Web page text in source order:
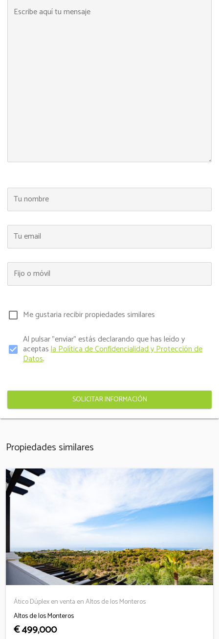
Escribe aquí tu mensaje
Tu nombre
Tu email
Fijo o móvil
check_box_outline_blank Me gustaria recibir propiedades similares
check_box
Al pulsar "enviar" estás declarando que has leído y
aceptasla Política de Confidencialidad y Protección de
Datos.
SOLICITAR INFORMACIÓN
Propiedades similares
Ático Dúplex en venta en Altos de los Monteros
Altos de los Monteros
€ 499,000